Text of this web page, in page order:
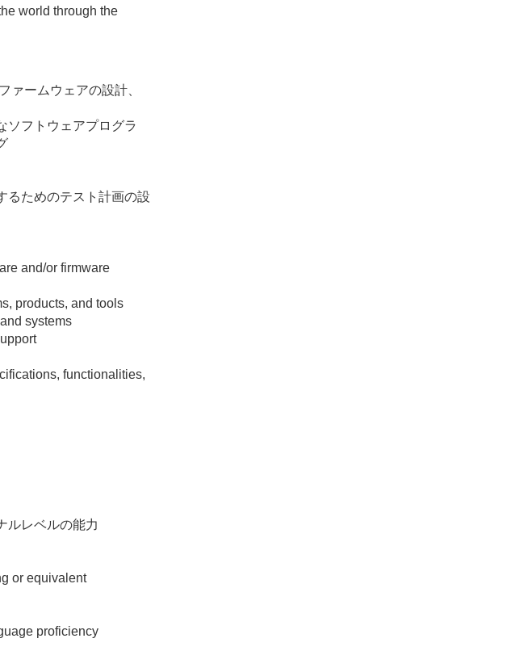
world through the
ァームウェアの設計、
ソフトウェアプログラ
るためのテスト計画の設
and/or firmware
products, and tools
systems
functionalities,
ルレベルの能力
or equivalent
proficiency